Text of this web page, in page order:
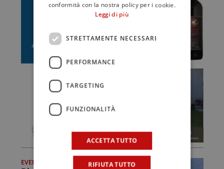
EVENTI E INIZIATIVE
conformità con la nostra policy per i cookie.
Leggi di più
STRETTAMENTE NECESSARI
PERFORMANCE
TARGETING
FUNZIONALITÀ
ACCETTA TUTTO
RIFIUTA TUTTO